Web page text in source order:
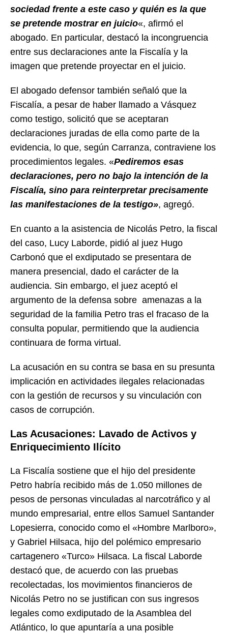
sociedad frente a este caso y quién es la que
se pretende mostrar en juicio«, afirmó el
abogado. En particular, destacó la incongruencia
entre sus declaraciones ante la Fiscalía y la
imagen que pretende proyectar en el juicio.
El abogado defensor también señaló que la
Fiscalía, a pesar de haber llamado a Vásquez
como testigo, solicitó que se aceptaran
declaraciones juradas de ella como parte de la
evidencia, lo que, según Carranza, contraviene los
procedimientos legales. «Pediremos esas
declaraciones, pero no bajo la intención de la
Fiscalía, sino para reinterpretar precisamente
las manifestaciones de la testigo», agregó.
En cuanto a la asistencia de Nicolás Petro, la fiscal
del caso, Lucy Laborde, pidió al juez Hugo
Carbonó que el exdiputado se presentara de
manera presencial, dado el carácter de la
audiencia. Sin embargo, el juez aceptó el
argumento de la defensa sobre amenazas a la
seguridad de la familia Petro tras el fracaso de la
consulta popular, permitiendo que la audiencia
continuara de forma virtual.
La acusación en su contra se basa en su presunta
implicación en actividades ilegales relacionadas
con la gestión de recursos y su vinculación con
casos de corrupción.
Las Acusaciones: Lavado de Activos y
Enriquecimiento Ilícito
La Fiscalía sostiene que el hijo del presidente
Petro habría recibido más de 1.050 millones de
pesos de personas vinculadas al narcotráfico y al
mundo empresarial, entre ellos Samuel Santander
Lopesierra, conocido como el «Hombre Marlboro»,
y Gabriel Hilsaca, hijo del polémico empresario
cartagenero «Turco» Hilsaca. La fiscal Laborde
destacó que, de acuerdo con las pruebas
recolectadas, los movimientos financieros de
Nicolás Petro no se justifican con sus ingresos
legales como exdiputado de la Asamblea del
Atlántico, lo que apuntaría a una posible